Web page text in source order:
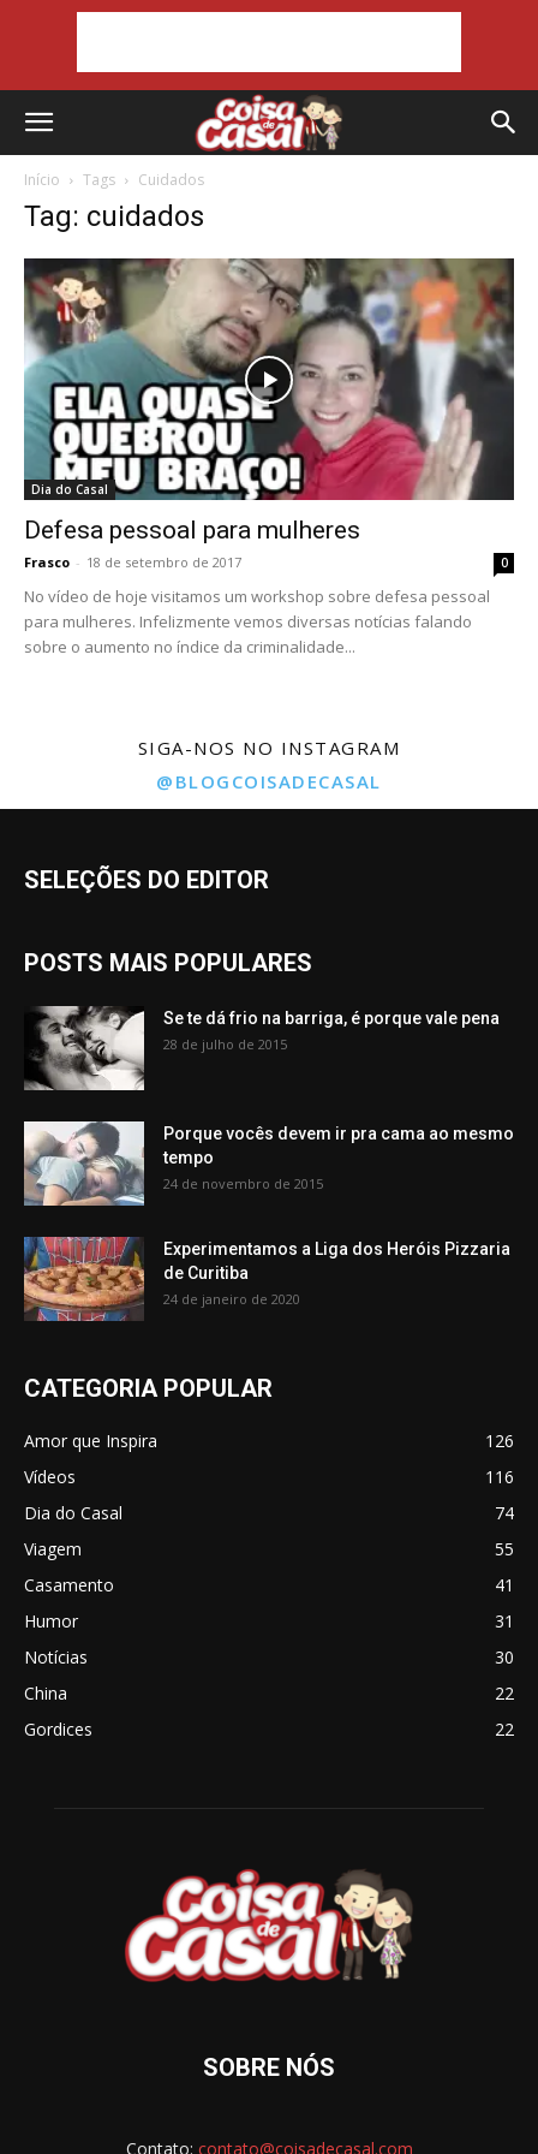
Início Tags Cuidados
Tag: cuidados
Dia do Casal
Defesa pessoal para mulheres
Frasco - 18 de setembro de 2017 0
No vídeo de hoje visitamos um workshop sobre defesa pessoal
para mulheres. Infelizmente vemos diversas notícias falando
sobre o aumento no índice da criminalidade...
SIGA-NOS NO INSTAGRAM
@BLOGCOISADECASAL
SELEÇÕES DO EDITOR
POSTS MAIS POPULARES
Se te dá frio na barriga, é porque vale pena
28 de julho de 2015
Porque vocês devem ir pra cama ao mesmo
tempo
24 de novembro de 2015
Experimentamos a Liga dos Heróis Pizzaria
de Curitiba
24 de janeiro de 2020
CATEGORIA POPULAR
Amor que Inspira
126
Vídeos
116
Dia do Casal
74
Viagem
55
Casamento
41
Humor
31
Notícias
30
China
22
Gordices
22
SOBRE NÓS
Contato: contato@coisadecasal.com